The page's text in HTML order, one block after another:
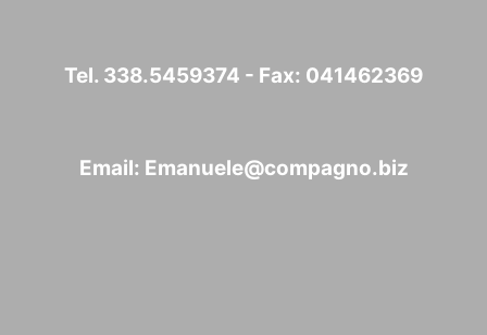
Tel. 338.5459374 - Fax: 041462369
Email: Emanuele@compagno.biz